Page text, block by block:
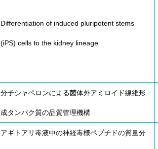
Differentiation of induced pluripotent stems
(iPS) cells to the kidney lineage
分子シャペロンによる菌体外アミロイド線維形
成タンパク質の品質管理機構
アギトアリ毒液中の神経毒様ペプチドの質量分